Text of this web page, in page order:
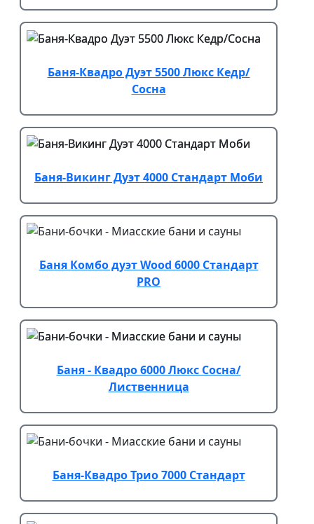
Баня-Квадро Дуэт 5500 Люкс Кедр/
Сосна
Баня-Викинг Дуэт 4000 Стандарт Моби
Баня Комбо дуэт Wood 6000 Стандарт
PRO
Баня - Квадро 6000 Люкс Сосна/
Лиственница
Баня-Квадро Трио 7000 Стандарт